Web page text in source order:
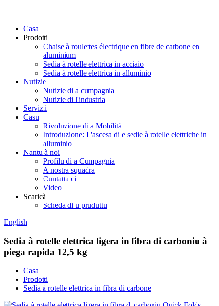
Casa
Prodotti
Chaise à roulettes électrique en fibre de carbone en
aluminium
Sedia à rotelle elettrica in acciaio
Sedia à rotelle elettrica in alluminio
Nutizie
Nutizie di a cumpagnia
Nutizie di l'industria
Servizii
Casu
Rivoluzione di a Mobilità
Introduzione: L'ascesa di e sedie à rotelle elettriche in
alluminio
Nantu à noi
Profilu di a Cumpagnia
A nostra squadra
Cuntatta ci
Video
Scaricà
Scheda di u pruduttu
English
Sedia à rotelle elettrica ligera in fibra di carboniu à
piega rapida 12,5 kg
Casa
Prodotti
Sedia à rotelle elettrica in fibra di carbone